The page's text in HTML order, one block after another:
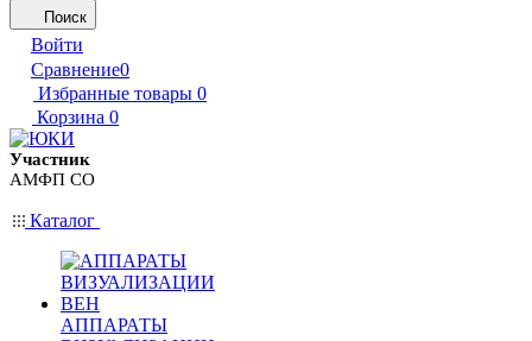
Поиск
Войти
Сравнение0
Избранные товары 0
Корзина 0
Участник
АМФП СО
Каталог
АППАРАТЫ